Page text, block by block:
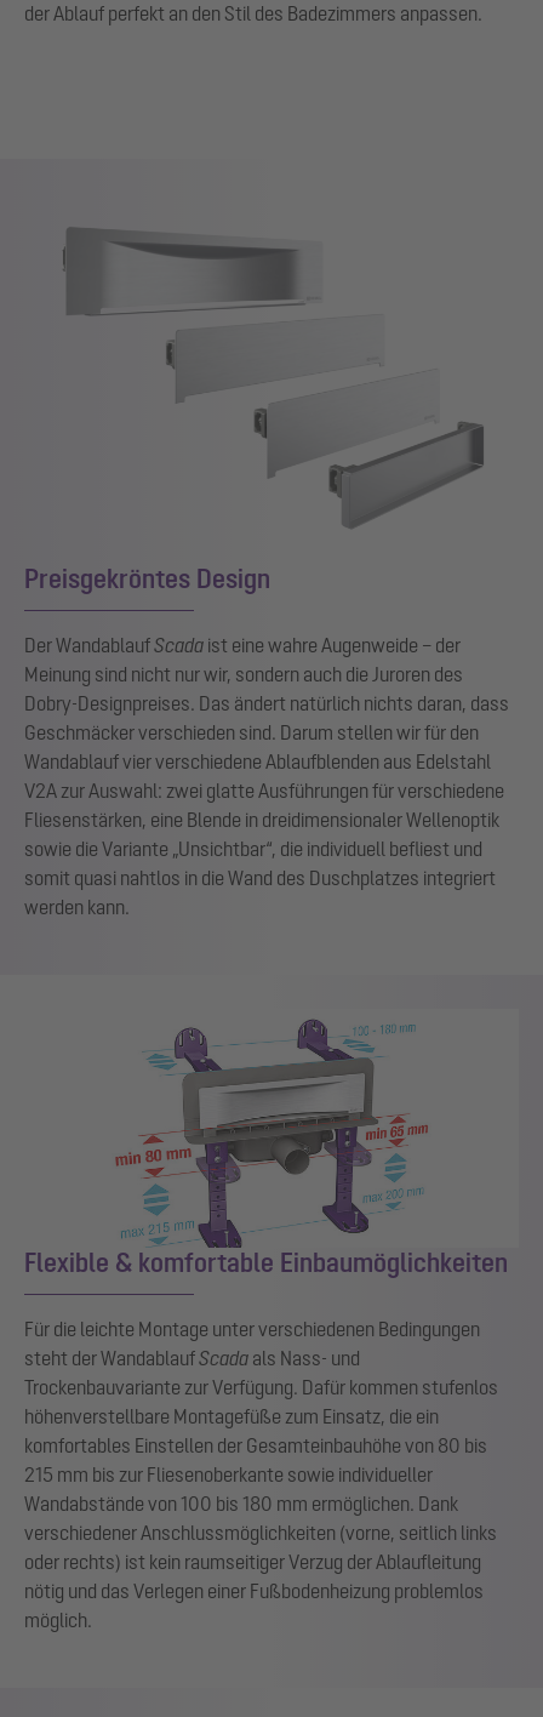
der Ablauf perfekt an den Stil des Badezimmers anpassen.
Preisgekröntes Design
Der WandablaufScada ist eine wahre Augenweide – der
Meinung sind nicht nur wir, sondern auch die Juroren des
Dobry-Designpreises. Das ändert natürlich nichts daran, dass
Geschmäcker verschieden sind. Darum stellen wir für den
Wandablauf vier verschiedene Ablaufblenden aus Edelstahl
V2A zur Auswahl: zwei glatte Ausführungen für verschiedene
Fliesenstärken, eine Blende in dreidimensionaler Wellenoptik
sowie die Variante „Unsichtbar“, die individuell befliest und
somit quasi nahtlos in die Wand des Duschplatzes integriert
werden kann.
Flexible & komfortable Einbaumöglichkeiten
Für die leichte Montage unter verschiedenen Bedingungen
steht der WandablaufScada als Nass- und
Trockenbauvariante zur Verfügung. Dafür kommen stufenlos
höhenverstellbare Montagefüße zum Einsatz, die ein
komfortables Einstellen der Gesamteinbauhöhe von 80 bis
215 mm bis zur Fliesenoberkante sowie individueller
Wandabstände von 100 bis 180 mm ermöglichen. Dank
verschiedener Anschlussmöglichkeiten (vorne, seitlich links
oder rechts) ist kein raumseitiger Verzug der Ablaufleitung
nötig und das Verlegen einer Fußbodenheizung problemlos
möglich.